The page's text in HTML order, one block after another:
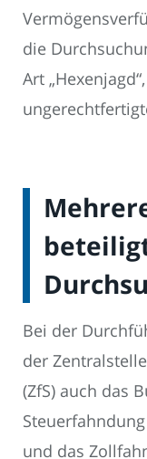
die
Art
Bei der
der
(ZfS) auch das
und das